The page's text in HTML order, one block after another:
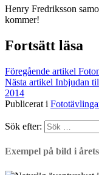
Henry Fredriksson
kommer!
Fortsätt läsa
Föregående artikel
Nästa artikel Inbjudan
2014
Publicerat i
Sök efter:
Exempel på bild i